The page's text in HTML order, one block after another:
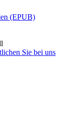
(EPUB)
Sie bei uns